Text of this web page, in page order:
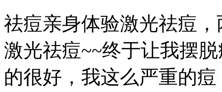
祛痘亲身体验激光祛痘
激光祛痘~~终于让我摆
的很好，我这么严重的痘